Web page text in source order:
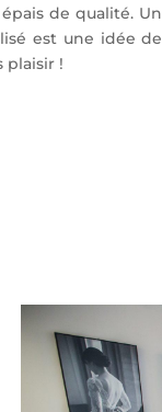
de qualité. Un
est une idée de
plaisir !